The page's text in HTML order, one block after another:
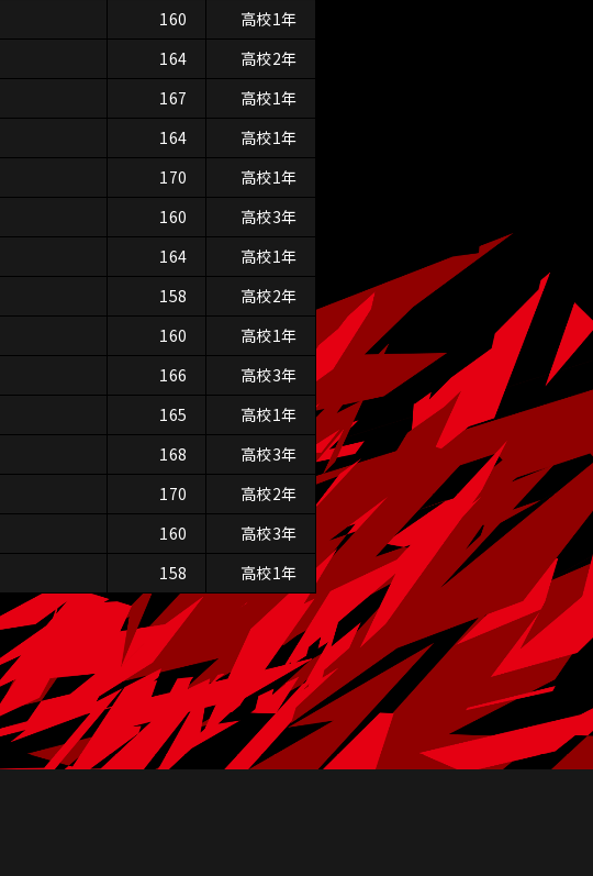
160
高校1年
164
高校2年
167
高校1年
164
高校1年
170
高校1年
160
高校3年
164
高校1年
158
高校2年
160
高校1年
166
高校3年
165
高校1年
168
高校3年
170
高校2年
160
高校3年
158 高校1年